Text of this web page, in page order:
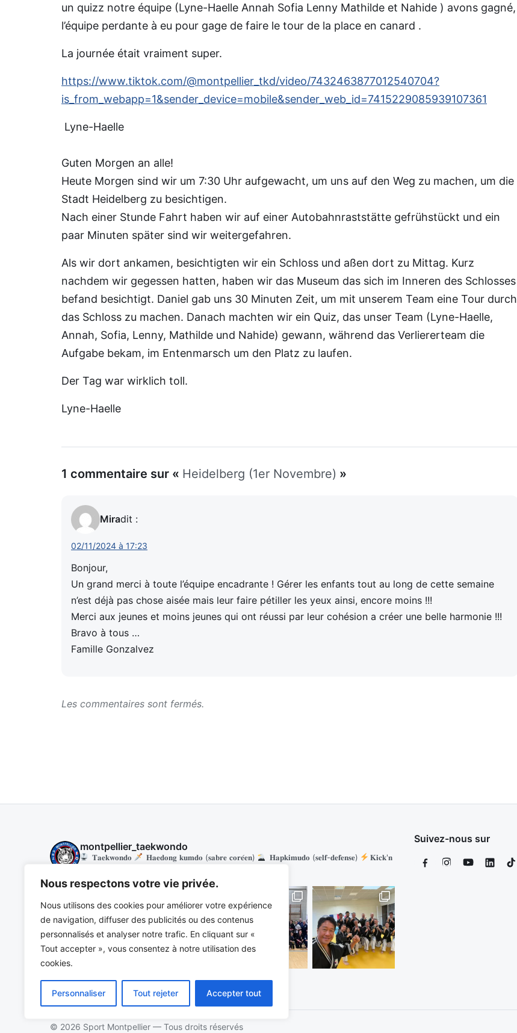
Nous respectons votre vie privée.
Nous utilisons des cookies pour améliorer votre expérience
de navigation, diffuser des publicités ou des contenus
personnalisés et analyser notre trafic. En cliquant sur «
Tout accepter », vous consentez à notre utilisation des
cookies.
Personnaliser Tout rejeter Accepter tout
un quizz notre équipe (Lyne-Haelle Annah Sofia Lenny Mathilde et Nahide ) avons gagné,
l’équipe perdante à eu pour gage de faire le tour de la place en canard .
La journée était vraiment super.
https://www.tiktok.com/@montpellier_tkd/video/7432463877012540704?
is_from_webapp=1&sender_device=mobile&sender_web_id=7415229085939107361
Lyne-Haelle
Guten Morgen an alle!
Heute Morgen sind wir um 7:30 Uhr aufgewacht, um uns auf den Weg zu machen, um die
Stadt Heidelberg zu besichtigen.
Nach einer Stunde Fahrt haben wir auf einer Autobahnraststätte gefrühstückt und ein
paar Minuten später sind wir weitergefahren.
Als wir dort ankamen, besichtigten wir ein Schloss und aßen dort zu Mittag. Kurz
nachdem wir gegessen hatten, haben wir das Museum das sich im Inneren des Schlosses
befand besichtigt. Daniel gab uns 30 Minuten Zeit, um mit unserem Team eine Tour durch
das Schloss zu machen. Danach machten wir ein Quiz, das unser Team (Lyne-Haelle,
Annah, Sofia, Lenny, Mathilde und Nahide) gewann, während das Verliererteam die
Aufgabe bekam, im Entenmarsch um den Platz zu laufen.
Der Tag war wirklich toll.
Lyne-Haelle
1 commentaire sur « Heidelberg (1er Novembre) »
Miradit :
02/11/2024 à 17:23
Bonjour,
Un grand merci à toute l’équipe encadrante ! Gérer les enfants tout au long de cette semaine
n’est déjà pas chose aisée mais leur faire pétiller les yeux ainsi, encore moins !!!
Merci aux jeunes et moins jeunes qui ont réussi par leur cohésion a créer une belle harmonie !!!
Bravo à tous …
Famille Gonzalvez
Les commentaires sont fermés.
montpellier_taekwondo
𝐓𝐚𝐞𝐤𝐰𝐨𝐧𝐝𝐨 𝐇𝐚𝐞𝐝𝐨𝐧𝐠 𝐤𝐮𝐦𝐝𝐨 (𝐬𝐚𝐛𝐫𝐞 𝐜𝐨𝐫𝐞́𝐞𝐧) 𝐇𝐚𝐩𝐤𝐢𝐦𝐮𝐝𝐨 (𝐬𝐞𝐥𝐟-𝐝𝐞𝐟𝐞𝐧𝐬𝐞)
𝐊𝐢𝐜𝐤'𝐧
Suivez-nous sur
© 2026 Sport Montpellier — Tous droits réservés